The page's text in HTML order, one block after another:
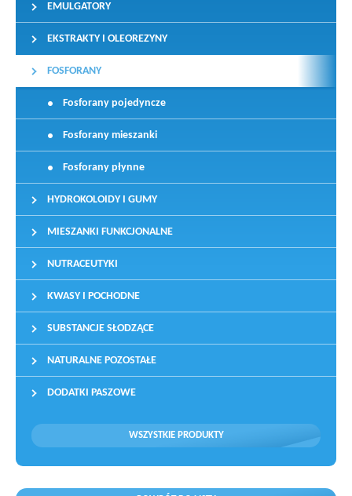
EMULGATORY
EKSTRAKTY I OLEOREZYNY
FOSFORANY
Fosforany pojedyncze
Fosforany mieszanki
Fosforany płynne
HYDROKOLOIDY I GUMY
MIESZANKI FUNKCJONALNE
NUTRACEUTYKI
KWASY I POCHODNE
SUBSTANCJE SŁODZĄCE
NATURALNE POZOSTAŁE
DODATKI PASZOWE
WSZYSTKIE PRODUKTY